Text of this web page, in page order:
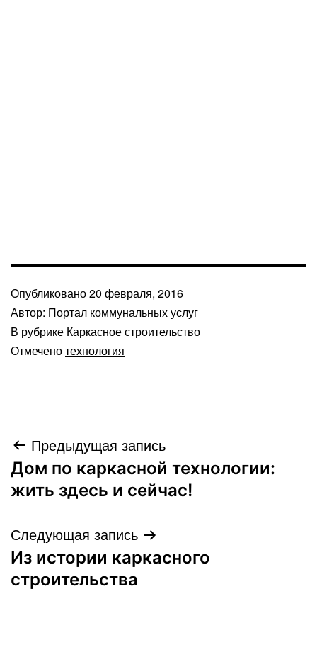
Опубликовано20 февраля, 2016
Автор: Портал коммунальных услуг
В рубрике Каркасное строительство
Отмеченотехнология
Навигация
по
Предыдущая запись
Дом по каркасной технологии:
жить здесь и сейчас!
Следующая запись
Из истории каркасного
строительства